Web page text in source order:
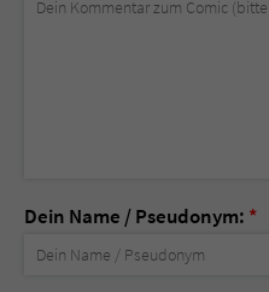
Dein Name / Pseudonym: *